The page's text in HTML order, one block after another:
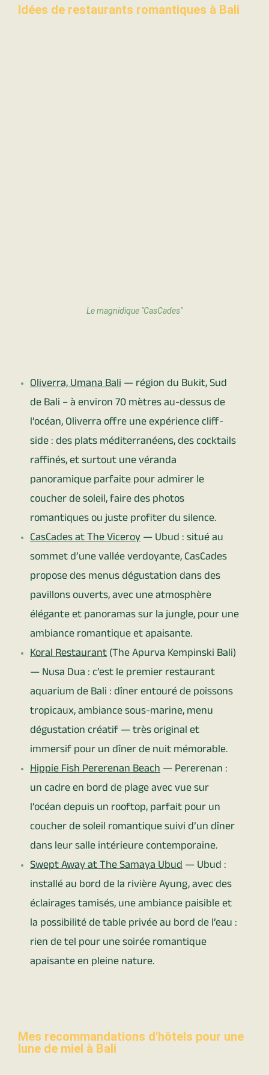
Idées de restaurants romantiques à Bali
Le magnidique "CasCades"
Oliverra, Umana Bali— région du Bukit, Sud
de Bali – à environ 70 mètres au-dessus de
l’océan, Oliverra offre une expérience cliff-
side : des plats méditerranéens, des cocktails
raffinés, et surtout une véranda
panoramique parfaite pour admirer le
coucher de soleil, faire des photos
romantiques ou juste profiter du silence.
CasCades at The Viceroy— Ubud : situé au
sommet d’une vallée verdoyante, CasCades
propose des menus dégustation dans des
pavillons ouverts, avec une atmosphère
élégante et panoramas sur la jungle, pour une
ambiance romantique et apaisante.
Koral Restaurant(The Apurva Kempinski Bali)
— Nusa Dua : c’est le premier restaurant
aquarium de Bali : dîner entouré de poissons
tropicaux, ambiance sous-marine, menu
dégustation créatif — très original et
immersif pour un dîner de nuit mémorable.
Hippie Fish Pererenan Beach— Pererenan :
un cadre en bord de plage avec vue sur
l’océan depuis un rooftop, parfait pour un
coucher de soleil romantique suivi d’un dîner
dans leur salle intérieure contemporaine.
Swept Away at The Samaya Ubud— Ubud :
installé au bord de la rivière Ayung, avec des
éclairages tamisés, une ambiance paisible et
la possibilité de table privée au bord de l’eau :
rien de tel pour une soirée romantique
apaisante en pleine nature.
Mes recommandations d'hôtels pour une
lune de miel à Bali